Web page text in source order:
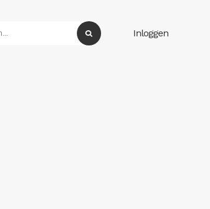
Inloggen